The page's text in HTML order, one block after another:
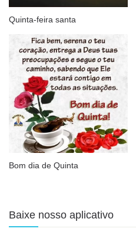
Quinta-feira santa
Bom dia de Quinta
Baixe nosso aplicativo